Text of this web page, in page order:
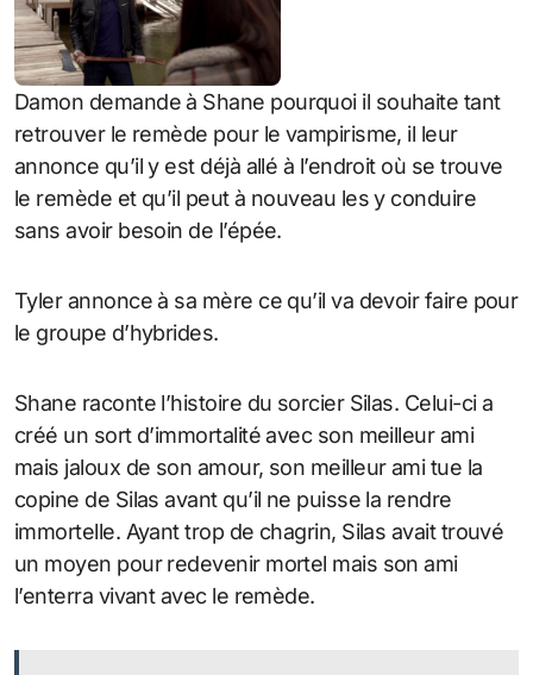
Damon demande à Shane pourquoi il souhaite tant
retrouver le remède pour le vampirisme, il leur
annonce qu’il y est déjà allé à l’endroit où se trouve
le remède et qu’il peut à nouveau les y conduire
sans avoir besoin de l’épée.
Tyler annonce à sa mère ce qu’il va devoir faire pour
le groupe d’hybrides.
Shane raconte l’histoire du sorcier Silas. Celui-ci a
créé un sort d’immortalité avec son meilleur ami
mais jaloux de son amour, son meilleur ami tue la
copine de Silas avant qu’il ne puisse la rendre
immortelle. Ayant trop de chagrin, Silas avait trouvé
un moyen pour redevenir mortel mais son ami
l’enterra vivant avec le remède.